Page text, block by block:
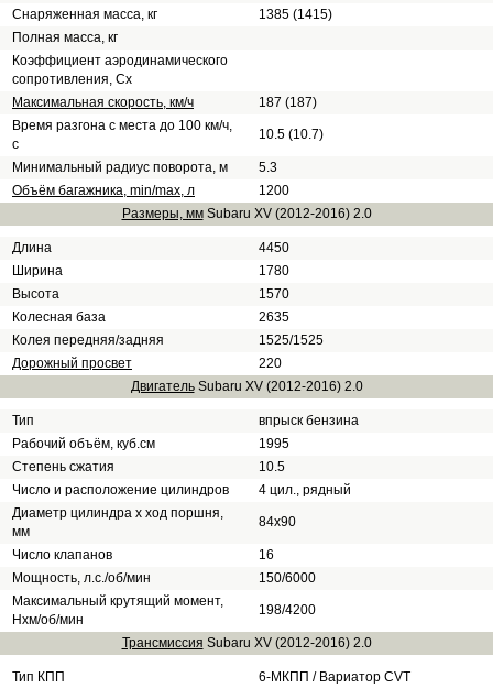
Снаряженная масса, кг
1385 (1415)
Полная масса, кг
Коэффициент аэродинамического
сопротивления, Сх
Максимальная скорость, км/ч
187 (187)
Время разгона с места до 100 км/ч,
с
10.5 (10.7)
Минимальный радиус поворота, м
5.3
Объём багажника, min/max, л
1200
Размеры, ммSubaru XV (2012-2016) 2.0
Длина
4450
Ширина
1780
Высота
1570
Колесная база
2635
Колея передняя/задняя
1525/1525
Дорожный просвет
220
ДвигательSubaru XV (2012-2016) 2.0
Тип
впрыск бензина
Рабочий объём, куб.см
1995
Степень сжатия
10.5
Число и расположение цилиндров
4 цил., рядный
Диаметр цилиндра х ход поршня,
мм
84х90
Число клапанов
16
Мощность, л.с./об/мин
150/6000
Максимальный крутящий момент,
Нхм/об/мин
198/4200
Трансмиссия Subaru XV (2012-2016) 2.0
Тип КПП
6-МКПП / Вариатор CVT